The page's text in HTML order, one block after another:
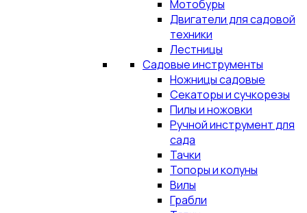
Мотобуры
Двигатели для садовой
техники
Лестницы
Садовые инструменты
Ножницы садовые
Секаторы и сучкорезы
Пилы и ножовки
Ручной инструмент для
сада
Тачки
Топоры и колуны
Вилы
Грабли